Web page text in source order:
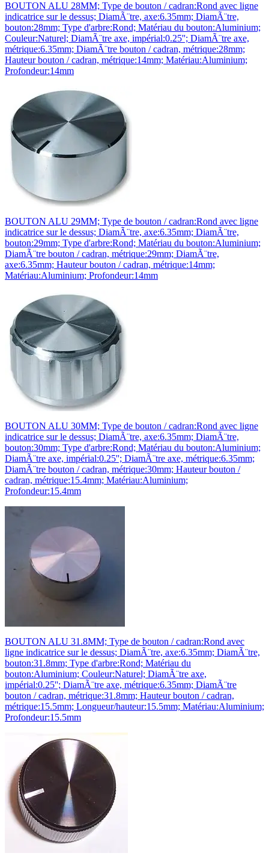
BOUTON ALU 28MM; Type de bouton / cadran:Rond avec ligne
indicatrice sur le dessus; DiamÃ¨tre, axe:6.35mm; DiamÃ¨tre,
bouton:28mm; Type d'arbre:Rond; Matériau du bouton:Aluminium;
Couleur:Naturel; DiamÃ¨tre axe, impérial:0.25''; DiamÃ¨tre axe,
métrique:6.35mm; DiamÃ¨tre bouton / cadran, métrique:28mm;
Hauteur bouton / cadran, métrique:14mm; Matériau:Aluminium;
Profondeur:14mm
BOUTON ALU 29MM; Type de bouton / cadran:Rond avec ligne
indicatrice sur le dessus; DiamÃ¨tre, axe:6.35mm; DiamÃ¨tre,
bouton:29mm; Type d'arbre:Rond; Matériau du bouton:Aluminium;
DiamÃ¨tre bouton / cadran, métrique:29mm; DiamÃ¨tre,
axe:6.35mm; Hauteur bouton / cadran, métrique:14mm;
Matériau:Aluminium; Profondeur:14mm
BOUTON ALU 30MM; Type de bouton / cadran:Rond avec ligne
indicatrice sur le dessus; DiamÃ¨tre, axe:6.35mm; DiamÃ¨tre,
bouton:30mm; Type d'arbre:Rond; Matériau du bouton:Aluminium;
DiamÃ¨tre axe, impérial:0.25''; DiamÃ¨tre axe, métrique:6.35mm;
DiamÃ¨tre bouton / cadran, métrique:30mm; Hauteur bouton /
cadran, métrique:15.4mm; Matériau:Aluminium;
Profondeur:15.4mm
BOUTON ALU 31.8MM; Type de bouton / cadran:Rond avec
ligne indicatrice sur le dessus; DiamÃ¨tre, axe:6.35mm; DiamÃ¨tre,
bouton:31.8mm; Type d'arbre:Rond; Matériau du
bouton:Aluminium; Couleur:Naturel; DiamÃ¨tre axe,
impérial:0.25''; DiamÃ¨tre axe, métrique:6.35mm; DiamÃ¨tre
bouton / cadran, métrique:31.8mm; Hauteur bouton / cadran,
métrique:15.5mm; Longueur/hauteur:15.5mm; Matériau:Aluminium;
Profondeur:15.5mm